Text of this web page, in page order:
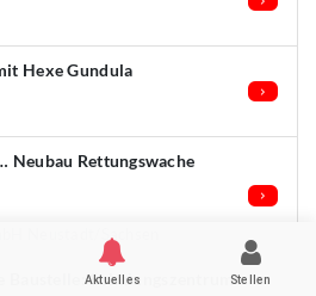
Hexe Gundula
Neubau Rettungswache
Neustadt/Sachsen
Baustelle: Schulungszentrum
Aktuelles Stellen